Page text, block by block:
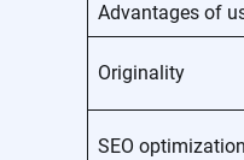
Advantages of
Originality
SEO optimization